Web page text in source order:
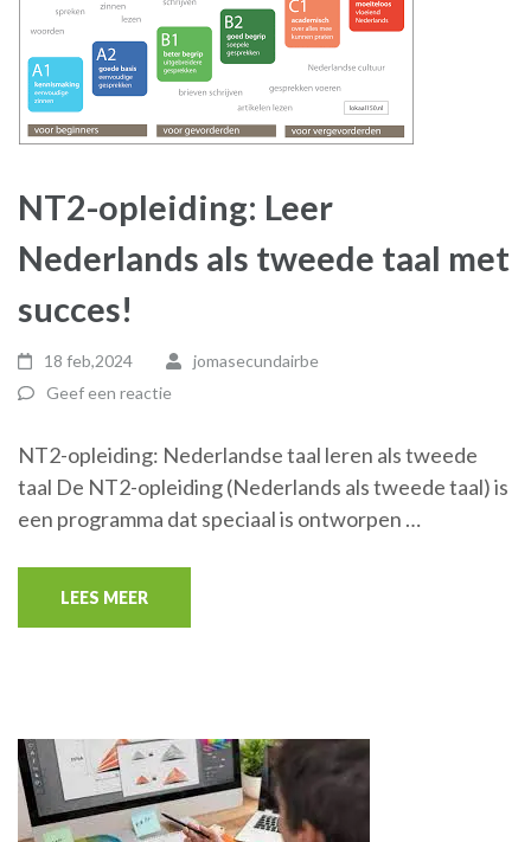
NT2-opleiding: Leer
Nederlands als tweede taal met
succes!
18 feb,2024
jomasecundairbe
Geef een reactie
NT2-opleiding: Nederlandse taal leren als tweede
taal De NT2-opleiding (Nederlands als tweede taal) is
een programma dat speciaal is ontworpen …
LEES MEER